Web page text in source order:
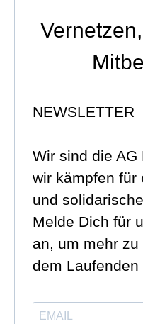
NEWSLETTER
Wir sind die AG
wir kämpfen für
und
Melde Dich für
an, um mehr
dem Laufenden